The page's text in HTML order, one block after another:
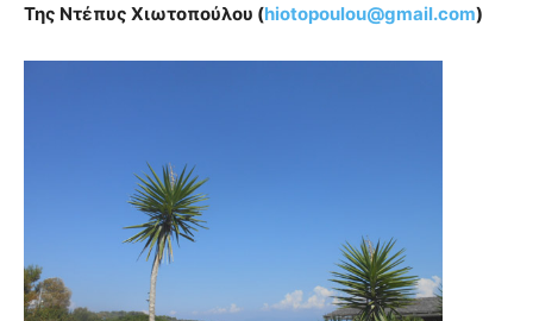
Της Ντέπυς Χιωτοπούλου (hiotopoulou@gmail.com)